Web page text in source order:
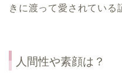
きに渡って愛されている
人間性や素顔は？